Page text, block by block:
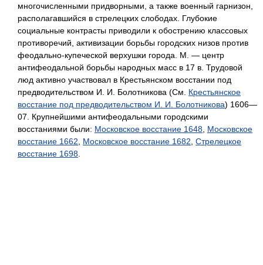
многочисленными придворными, а также военный гарнизон,
располагавшийся в стрелецких слободах. Глубокие
социальные контрасты приводили к обострению классовых
противоречий, активизации борьбы городских низов против
феодально-купеческой верхушки города. М. — центр
антифеодальной борьбы народных масс в 17 в. Трудовой
люд активно участвовал в Крестьянском восстании под
предводительством И. И. Болотникова (См. Крестьянское
восстание под предводительством И. И. Болотникова) 1606—
07. Крупнейшими антифеодальными городскими
восстаниями были: Московское восстание 1648 Московское
восстание 1662
Московское восстание 1682 Стрелецкое
восстание 1698